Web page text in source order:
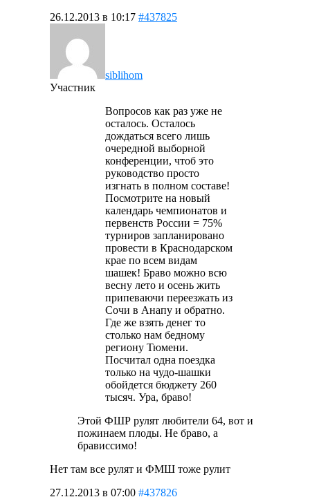
26.12.2013 в 10:17 #437825
siblihom
Участник
Вопросов как раз уже не
осталось. Осталось
дождаться всего лишь
очередной выборной
конференции, чтоб это
руководство просто
изгнать в полном составе!
Посмотрите на новый
календарь чемпионатов и
первенств России = 75%
турниров запланировано
провести в Краснодарском
крае по всем видам
шашек! Браво можно всю
весну лето и осень жить
припеваючи переезжать из
Сочи в Анапу и обратно.
Где же взять денег то
столько нам бедному
региону Тюмени.
Посчитал одна поездка
только на чудо-шашки
обойдется бюджету 260
тысяч. Ура, браво!
Этой ФШР рулят любители 64, вот и
пожинаем плоды. Не браво, а
брависсимо!
Нет там все рулят и ФМШ тоже рулит
27.12.2013 в 07:00 #437826